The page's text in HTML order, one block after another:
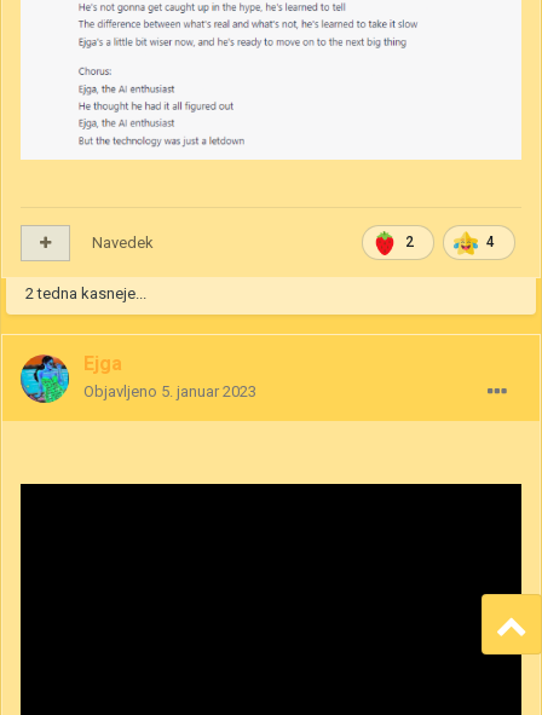
2 4
Navedek
2 tedna kasneje...
Ejga
Objavljeno 5. januar 2023